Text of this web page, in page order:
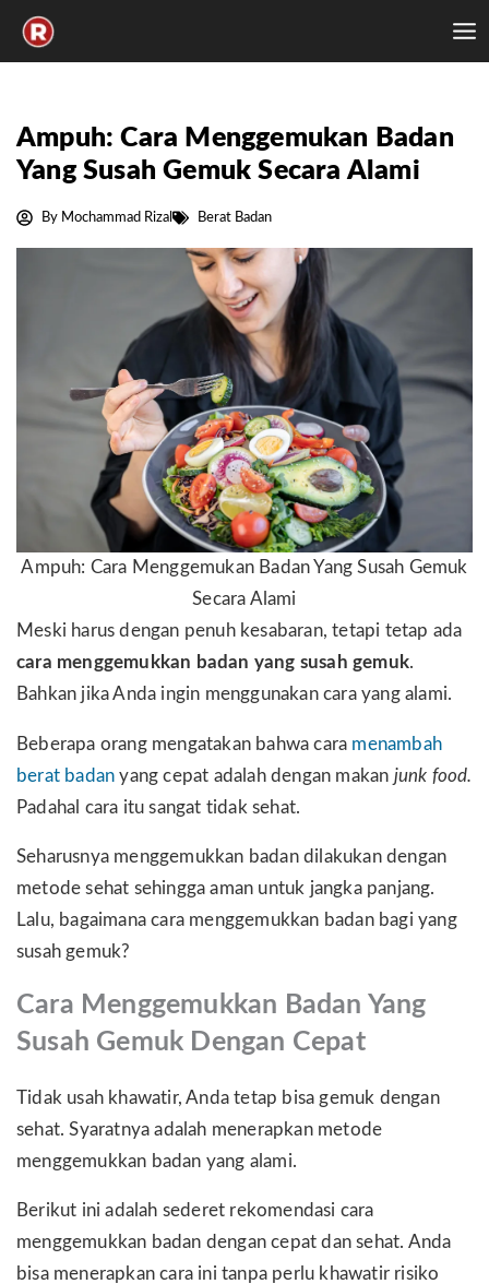
content
Ampuh: Cara Menggemukan Badan
Yang Susah Gemuk Secara Alami
By Mochammad Rizal Berat Badan
Ampuh: Cara Menggemukan Badan Yang Susah Gemuk
Secara Alami
Meski harus dengan penuh kesabaran, tetapi tetap ada
cara menggemukkan badan yang susah gemuk.
Bahkan jika Anda ingin menggunakan cara yang alami.
Beberapa orang mengatakan bahwa cara menambah
berat badan yang cepat adalah dengan makan junk food.
Padahal cara itu sangat tidak sehat.
Seharusnya menggemukkan badan dilakukan dengan
metode sehat sehingga aman untuk jangka panjang.
Lalu, bagaimana cara menggemukkan badan bagi yang
susah gemuk?
Cara Menggemukkan Badan Yang
Susah Gemuk Dengan Cepat
Tidak usah khawatir, Anda tetap bisa gemuk dengan
sehat. Syaratnya adalah menerapkan metode
menggemukkan badan yang alami.
Berikut ini adalah sederet rekomendasi cara
menggemukkan badan dengan cepat dan sehat. Anda
bisa menerapkan cara ini tanpa perlu khawatir risiko